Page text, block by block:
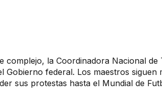
la Coordinadora Nacional de
Gobierno federal. Los maestros siguen
sus protestas hasta el Mundial de